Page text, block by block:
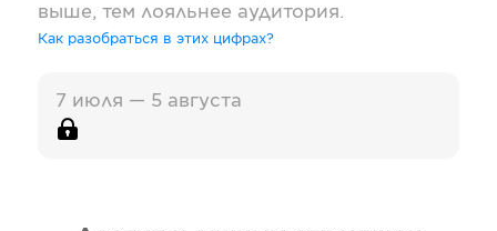
выше, тем лояльнее аудитория.
Как разобраться в этих цифрах?
7 июля — 5 августа